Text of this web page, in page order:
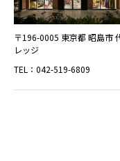
〒196-0005 東京都 昭島市
レッジ
TEL：042-519-6809